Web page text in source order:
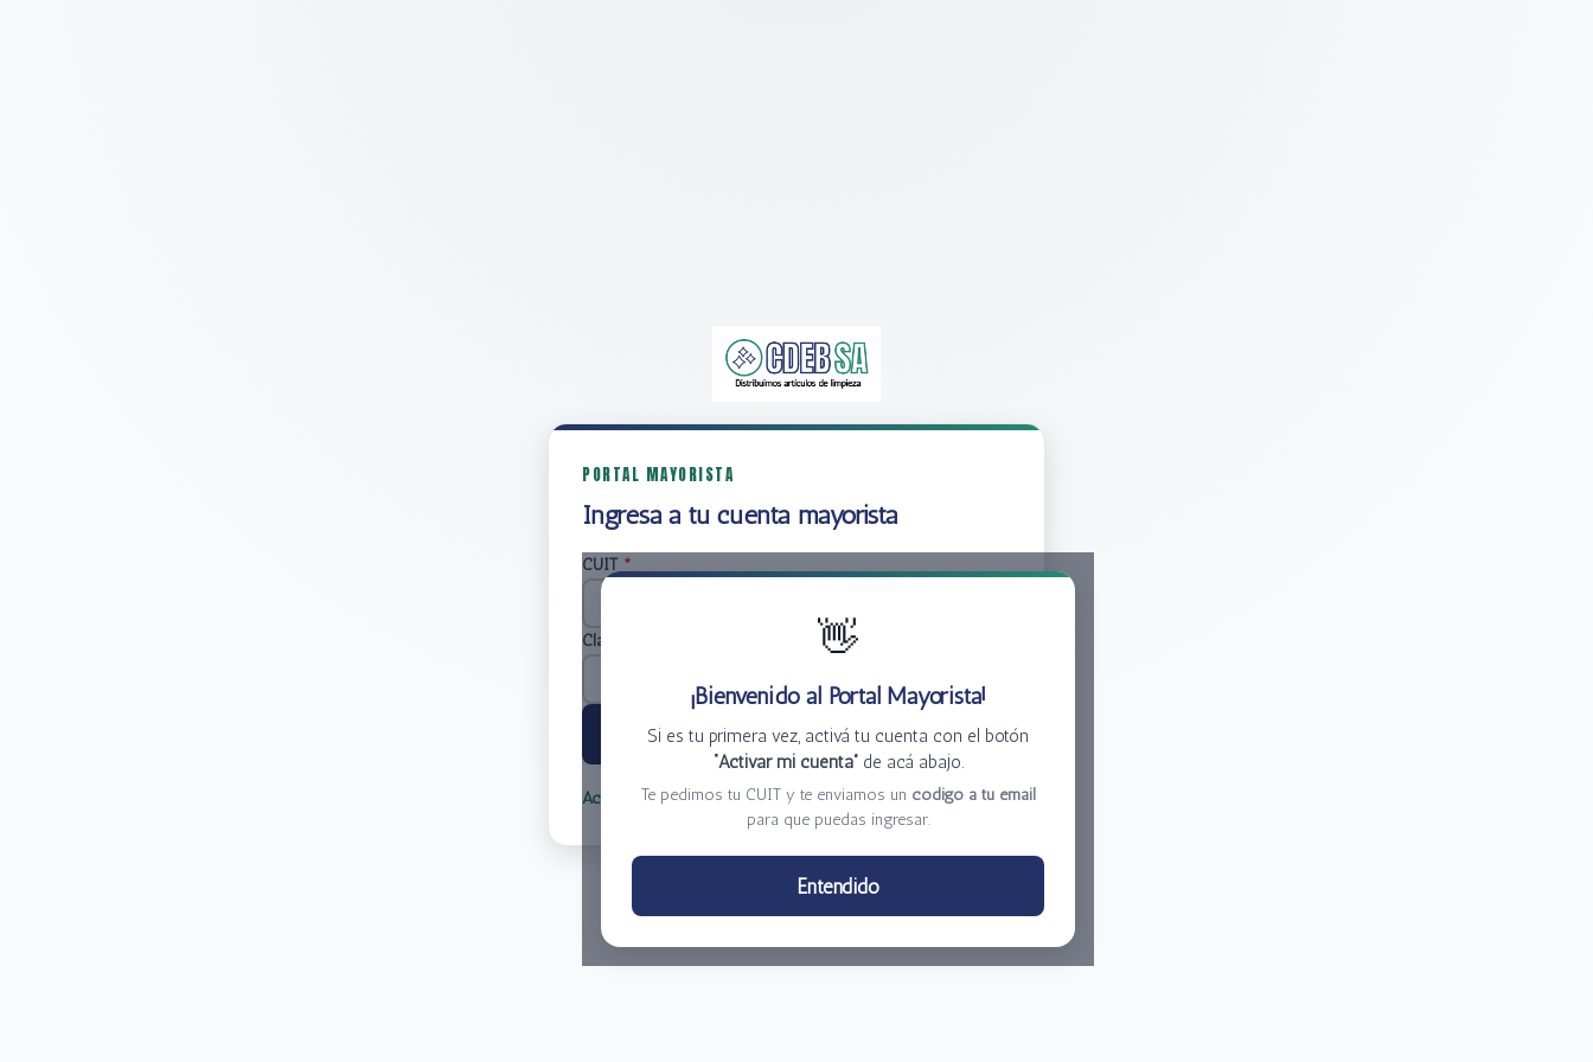
PORTAL MAYORISTA
Ingresá a tu cuenta mayorista
👋
¡Bienvenido al Portal Mayorista!
Si es tu primera vez, activá tu cuenta con el botón
“Activar mi cuenta”de acá abajo.
Te pedimos tu CUIT y te enviamos un código a tu email
para que puedas ingresar.
Entendido
CUIT *
Clave
Ingresar
Activar mi cuenta Olvidé mi clave
Centro de Distribución El Bacha S.A.